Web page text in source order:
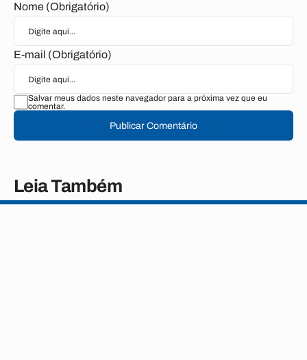
Nome (Obrigatório)
E-mail (Obrigatório)
Salvar meus dados neste navegador para a próxima vez que eu
comentar.
Publicar Comentário
Leia Também